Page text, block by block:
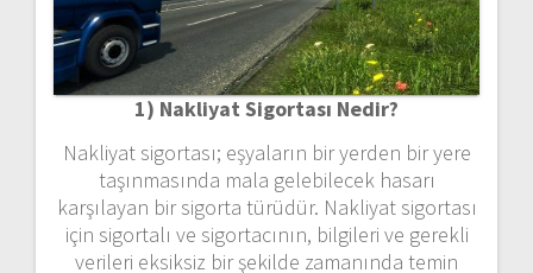
1) Nakliyat Sigortası Nedir?
Nakliyat sigortası; eşyaların bir yerden bir yere
taşınmasında mala gelebilecek hasarı
karşılayan bir sigorta türüdür. Nakliyat sigortası
için sigortalı ve sigortacının, bilgileri ve gerekli
verileri eksiksiz bir şekilde zamanında temin